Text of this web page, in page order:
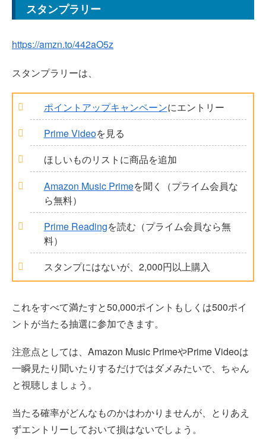
スタンプラリー
https://amzn.to/442aO5z
スタンプラリーは、
ポイントアップキャンペーンにエントリー
PrimeVideoを見る
ほしいものリストに商品を追加
Amazon Music Primeを聞く（プライム会員な
ら無料）
Prime Readingを読む（プライム会員なら無
料）
スタンプにはないが、2,000円以上購入
これをすべて満たすと50,000ポイントもしくは500ポイ
ントが当たる抽選に参加できます。
注意点としては、Amazon Music PrimeやPrime Videoは
一瞬見たり聞いたりするだけではダメみたいで、ちゃん
と視聴しましょう。
当たる確率がどんなものかはわかりませんが、とりあえ
ずエントリーしておいて損はないでしょう。